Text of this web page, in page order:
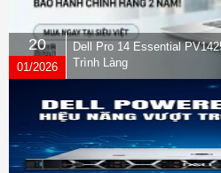
20
01/2026
Dell Pro 14 Essential
Trình Làng